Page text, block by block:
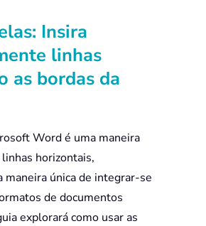
Insira
linhas
as bordas da
Word é uma maneira
horizontais,
maneira única de integrar-se
de documentos
explorará como usar as